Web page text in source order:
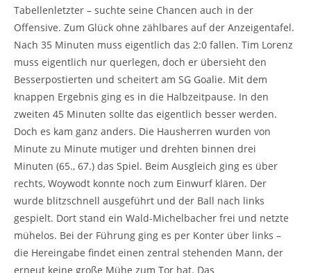
Tabellenletzter – suchte seine Chancen auch in der
Offensive. Zum Glück ohne zählbares auf der Anzeigentafel.
Nach 35 Minuten muss eigentlich das 2:0 fallen. Tim Lorenz
muss eigentlich nur querlegen, doch er übersieht den
Besserpostierten und scheitert am SG Goalie. Mit dem
knappen Ergebnis ging es in die Halbzeitpause. In den
zweiten 45 Minuten sollte das eigentlich besser werden.
Doch es kam ganz anders. Die Hausherren wurden von
Minute zu Minute mutiger und drehten binnen drei
Minuten (65., 67.) das Spiel. Beim Ausgleich ging es über
rechts, Woywodt konnte noch zum Einwurf klären. Der
wurde blitzschnell ausgeführt und der Ball nach links
gespielt. Dort stand ein Wald-Michelbacher frei und netzte
mühelos. Bei der Führung ging es per Konter über links –
die Hereingabe findet einen zentral stehenden Mann, der
erneut keine große Mühe zum Tor hat. Das